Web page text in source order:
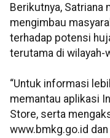
Berikutnya, Satriana
mengimbau
terhadap potensi
terutama di wilayah-
“Untuk informasi
memantau aplikasi
Store, serta
www.bmkg.go.id